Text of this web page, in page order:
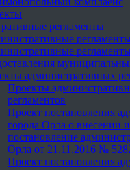
регламенты
административных
Проекты
регламентов
Проект постановления
города Орла о внесении
постановление
Орла от 21.11.2016 №
Проект постановления